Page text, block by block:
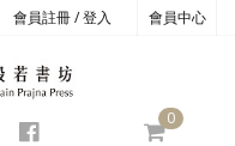
會員註冊 / 登入 會員中心
0